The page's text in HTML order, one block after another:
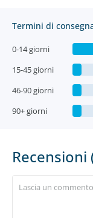
Termini di
0-14 giorni
15-45 giorni
46-90 giorni
90+ giorni
Recensioni